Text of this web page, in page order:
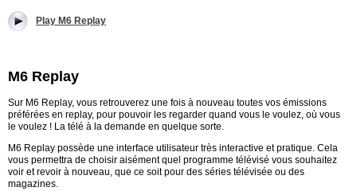
Play M6 Replay
M6 Replay
Sur M6 Replay, vous retrouverez une fois à nouveau toutes vos émissions
préférées en replay, pour pouvoir les regarder quand vous le voulez, où vous
le voulez ! La télé à la demande en quelque sorte.
M6 Replay possède une interface utilisateur très interactive et pratique. Cela
vous permettra de choisir aisément quel programme télévisé vous souhaitez
voir et revoir à nouveau, que ce soit pour des séries télévisée ou des
magazines.